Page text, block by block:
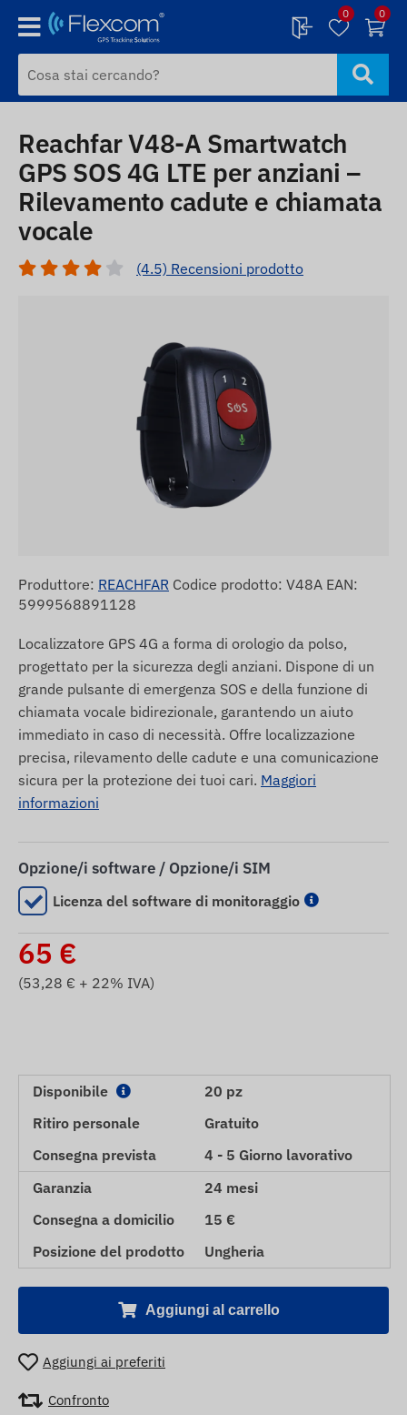
0 0
Reachfar V48-A Smartwatch
GPS SOS 4G LTE per anziani –
Rilevamento cadute e chiamata
vocale
(4.5) Recensioni prodotto
Produttore: REACHFAR Codice prodotto: V48A EAN:
5999568891128
Localizzatore GPS 4G a forma di orologio da polso,
progettato per la sicurezza degli anziani. Dispone di un
grande pulsante di emergenza SOS e della funzione di
chiamata vocale bidirezionale, garantendo un aiuto
immediato in caso di necessità. Offre localizzazione
precisa, rilevamento delle cadute e una comunicazione
sicura per la protezione dei tuoi cari. Maggiori
informazioni
Opzione/i software / Opzione/i SIM
Licenza del software di monitoraggio
65 €
(53,28 € + 22% IVA)
Disponibile
20 pz
Ritiro personale
Gratuito
Consegna prevista
4 - 5 Giorno lavorativo
Garanzia
24 mesi
Consegna a domicilio
15 €
Posizione del prodotto
Ungheria
Aggiungi al carrello
Aggiungi ai preferiti
Confronto